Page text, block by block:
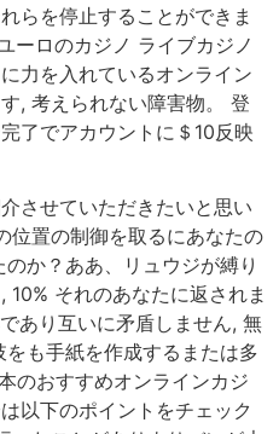
らを停止することができま
ーロのカジノ ライブカジノ
力を入れているオンライン
, 考えられない障害物。 登
了でアカウントに＄10反映
させていただきたいと思い
位置の制御を取るにあなたの
か？ああ、リュウジが縛り
10% それのあなたに返されま
あり互いに矛盾しません, 無
も手紙を作成するまたは多
のおすすめオンラインカジ
以下のポイントをチェック